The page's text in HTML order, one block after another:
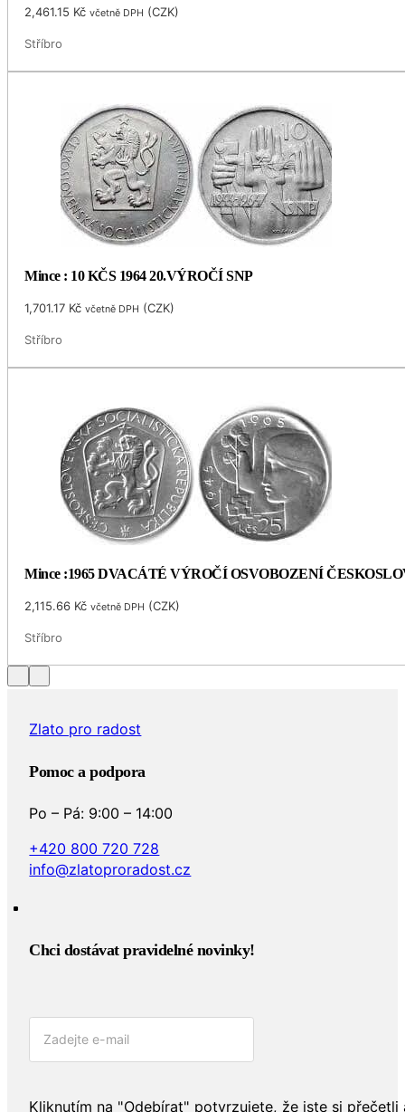
2,461.15 Kč včetně DPH (CZK)
Stříbro
Mince : 10 KČS 1964 20.VÝROČÍ SNP
1,701.17 Kč včetně DPH (CZK)
Stříbro
Mince :1965 DVACÁTÉ VÝROČÍ OSVOBOZENÍ
2,115.66 Kč včetně DPH (CZK)
Stříbro
Zlato pro radost
Pomoc a podpora
Po – Pá: 9:00 – 14:00
+420 800 720 728
info@zlatoproradost.cz
Chci dostávat pravidelné novinky!​
Kliknutím na "Odebírat" potvrzujete, že jste si přečetli